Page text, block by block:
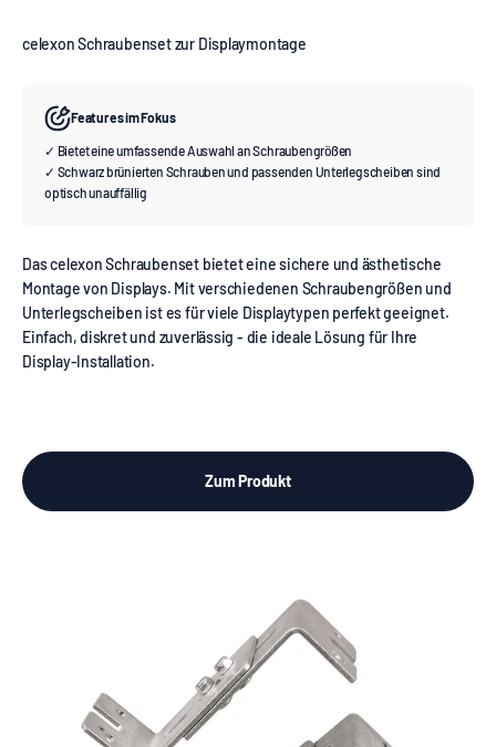
celexon Schraubenset zur Displaymontage
Features im Fokus
✓ Bietet eine umfassende Auswahl an Schraubengrößen
✓ Schwarz brünierten Schrauben und passenden Unterlegscheiben sind
optisch unauffällig
Das celexon Schraubenset bietet eine sichere und ästhetische
Montage von Displays. Mit verschiedenen Schraubengrößen und
Unterlegscheiben ist es für viele Displaytypen perfekt geeignet.
Einfach, diskret und zuverlässig - die ideale Lösung für Ihre
Display-Installation.
Zum Produkt